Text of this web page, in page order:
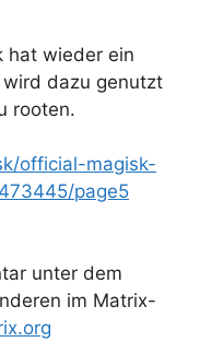
hat wieder ein
dazu genutzt
rooten.
official-magisk-
page5
unter dem
im Matrix-